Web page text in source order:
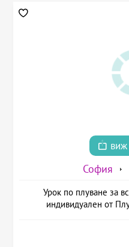
виж
София
Урок по плуване за
индивидуален от